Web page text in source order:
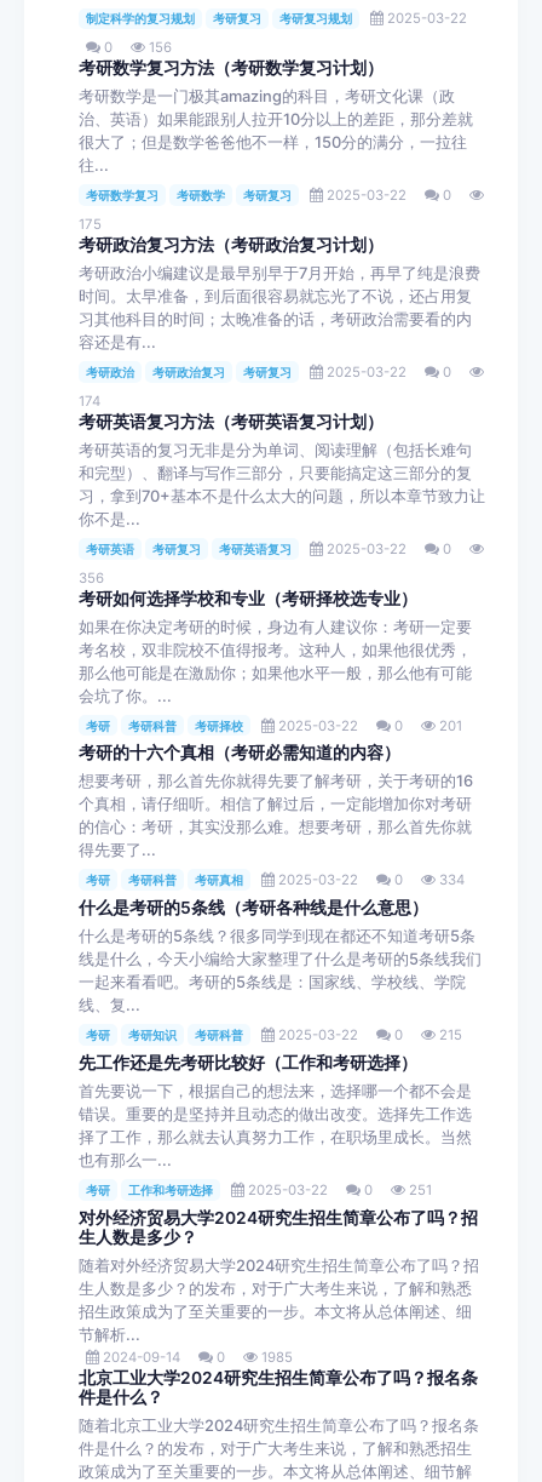
制定科学的复习规划 考研复习 考研复习规划
2025-03-22
0
156
考研数学复习方法（考研数学复习计划）
考研数学是一门极其amazing的科目，考研文化课（政
治、英语）如果能跟别人拉开10分以上的差距，那分差就
很大了；但是数学爸爸他不一样，150分的满分，一拉往
往...
考研数学复习 考研数学 考研复习 2025-03-22
0
175
考研政治复习方法（考研政治复习计划）
考研政治小编建议是最早别早于7月开始，再早了纯是浪费
时间。太早准备，到后面很容易就忘光了不说，还占用复
习其他科目的时间；太晚准备的话，考研政治需要看的内
容还是有...
考研政治 考研政治复习 考研复习 2025-03-22
0
174
考研英语复习方法（考研英语复习计划）
考研英语的复习无非是分为单词、阅读理解（包括长难句
和完型）、翻译与写作三部分，只要能搞定这三部分的复
习，拿到70+基本不是什么太大的问题，所以本章节致力让
你不是...
考研英语 考研复习 考研英语复习 2025-03-22
0
356
考研如何选择学校和专业（考研择校选专业）
如果在你决定考研的时候，身边有人建议你：考研一定要
考名校，双非院校不值得报考。这种人，如果他很优秀，
那么他可能是在激励你；如果他水平一般，那么他有可能
会坑了你。...
考研 考研科普 考研择校 2025-03-22 0 201
考研的十六个真相（考研必需知道的内容）
想要考研，那么首先你就得先要了解考研，关于考研的16
个真相，请仔细听。相信了解过后，一定能增加你对考研
的信心：考研，其实没那么难。想要考研，那么首先你就
得先要了...
考研 考研科普 考研真相 2025-03-22 0 334
什么是考研的5条线（考研各种线是什么意思）
什么是考研的5条线？很多同学到现在都还不知道考研5条
线是什么，今天小编给大家整理了什么是考研的5条线我们
一起来看看吧。考研的5条线是：国家线、学校线、学院
线、复...
考研 考研知识 考研科普 2025-03-22 0 215
先工作还是先考研比较好（工作和考研选择）
首先要说一下，根据自己的想法来，选择哪一个都不会是
错误。重要的是坚持并且动态的做出改变。选择先工作选
择了工作，那么就去认真努力工作，在职场里成长。当然
也有那么一...
考研 工作和考研选择 2025-03-22 0 251
对外经济贸易大学2024研究生招生简章公布了吗？招
生人数是多少？
随着对外经济贸易大学2024研究生招生简章公布了吗？招
生人数是多少？的发布，对于广大考生来说，了解和熟悉
招生政策成为了至关重要的一步。本文将从总体阐述、细
节解析...
2024-09-14 0 1985
北京工业大学2024研究生招生简章公布了吗？报名条
件是什么？
随着北京工业大学2024研究生招生简章公布了吗？报名条
件是什么？的发布，对于广大考生来说，了解和熟悉招生
政策成为了至关重要的一步。本文将从总体阐述、细节解